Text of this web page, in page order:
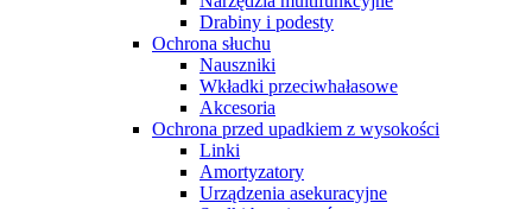
Drabiny i podesty
Ochrona słuchu
Nauszniki
Wkładki przeciwhałasowe
Akcesoria
Ochrona przed upadkiem z wysokości
Linki
Amortyzatory
Urządzenia asekuracyjne